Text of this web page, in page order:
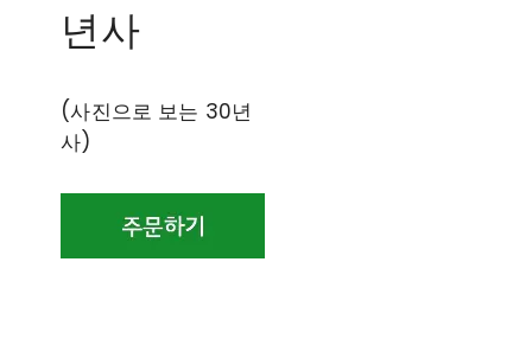
년사
(사진으로 보는 30년
사)